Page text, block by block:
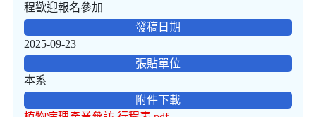
程歡迎報名參加
發稿日期
2025-09-23
張貼單位
本系
附件下載